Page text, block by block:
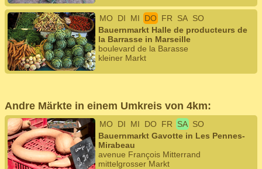
MO DI MI DO FR SA SO
Bauernmarkt Halle de producteurs de
la Barrasse in Marseille
boulevard de la Barasse
kleiner Markt
Andre Märkte in einem Umkreis von 4km:
MO DI MI DO FR SA SO
Bauernmarkt Gavotte in Les Pennes-
Mirabeau
avenue François Mitterrand
mittelgrosser Markt